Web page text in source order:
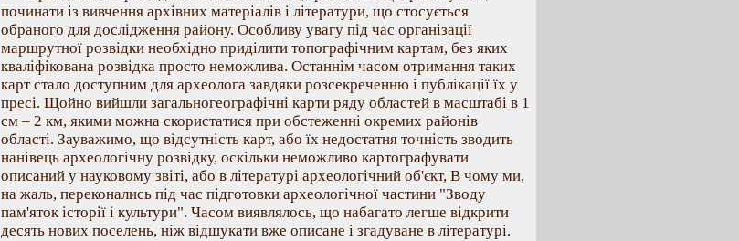
починати із вивчення архівних матеріалів і літератури, що стосується
обраного для дослідження району. Особливу увагу під час організації
маршрутної розвідки необхідно приділити топографічним картам, без яких
кваліфікована розвідка просто неможлива. Останнім часом отримання таких
карт стало доступним для археолога завдяки розсекреченню і публікації їх у
пресі. Щойно вийшли загальногеографічні карти ряду областей в масштабі в 1
см – 2 км, якими можна скористатися при обстеженні окремих районів
області. Зауважимо, що відсутність карт, або їх недостатня точність зводить
нанівець археологічну розвідку, оскільки неможливо картографувати
описаний у науковому звіті, або в літературі археологічний об'єкт, В чому ми,
на жаль, переконались під час підготовки археологічної частини "Зводу
пам'яток історії і культури". Часом виявлялось, що набагато легше відкрити
десять нових поселень, ніж відшукати вже описане і згадуване в літературі.